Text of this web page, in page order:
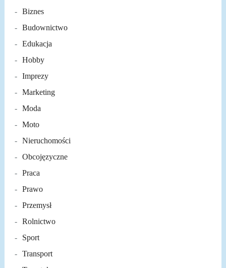
Biznes
Budownictwo
Edukacja
Hobby
Imprezy
Marketing
Moda
Moto
Nieruchomości
Obcojęzyczne
Praca
Prawo
Przemysł
Rolnictwo
Sport
Transport